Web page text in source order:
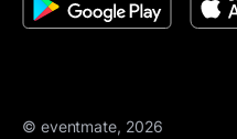
© eventmate, 2026